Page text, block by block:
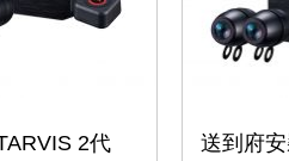
2代
送到府